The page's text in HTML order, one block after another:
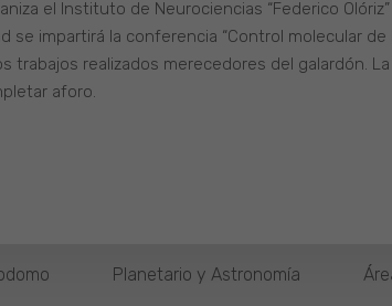
el Instituto de Neurociencias “Federico Olóriz”
se impartirá la conferencia “Control molecular
trabajos realizados merecedores del galardón.
aforo.
Planetario y Astronomía